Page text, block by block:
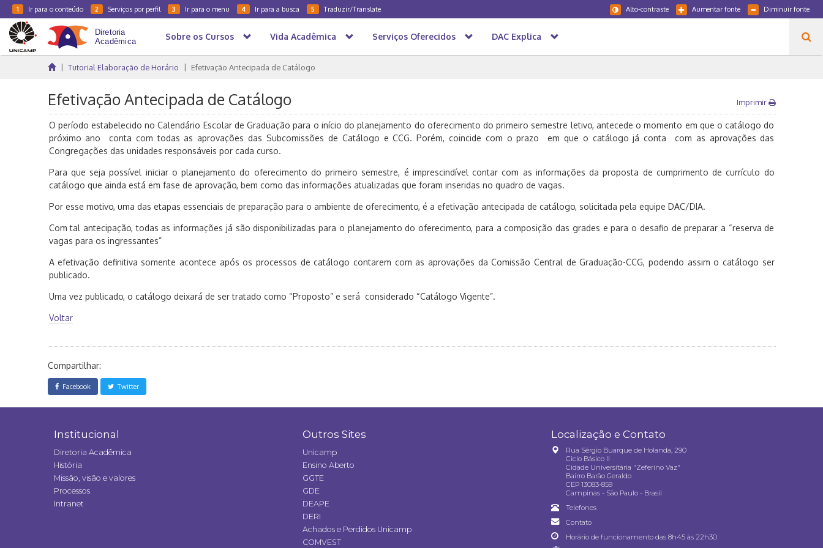
1 Ir para o conteúdo 2 Serviços por perfil 3 Ir para o menu 4 Ir para a busca 5 Traduzir/Translate Diminuir fonte
Aumentar fonte
Alto-contraste
Sobre os Cursos Vida Acadêmica Serviços Oferecidos DAC Explica
Tutorial Elaboração de Horário Efetivação Antecipada de Catálogo
Efetivação Antecipada de Catálogo Imprimir
O período estabelecido no Calendário Escolar de Graduação para o início do planejamento do oferecimento do primeiro semestre letivo, antecede o momento em que o catálogo do
próximo ano conta com todas as aprovações das Subcomissões de Catálogo e CCG. Porém, coincide com o prazo em que o catálogo já conta com as aprovações das
Congregações das unidades responsáveis por cada curso.
Para que seja possível iniciar o planejamento do oferecimento do primeiro semestre, é imprescindível contar com as informações da proposta de cumprimento de currículo do
catálogo que ainda está em fase de aprovação, bem como das informações atualizadas que foram inseridas no quadro de vagas.
Por esse motivo, uma das etapas essenciais de preparação para o ambiente de oferecimento, é a efetivação antecipada de catálogo, solicitada pela equipe DAC/DIA.
Com tal antecipação, todas as informações já são disponibilizadas para o planejamento do oferecimento, para a composição das grades e para o desafio de preparar a “reserva de
vagas para os ingressantes”
A efetivação definitiva somente acontece após os processos de catálogo contarem com as aprovações da Comissão Central de Graduação-CCG, podendo assim o catálogo ser
publicado.
Uma vez publicado, o catálogo deixará de ser tratado como “Proposto” e será considerado “Catálogo Vigente”.
Voltar
Compartilhar:
Facebook Twitter
Institucional
Diretoria Acadêmica
História
Missão, visão e valores
Processos
Intranet
Outros Sites
Unicamp
Ensino Aberto
GGTE
GDE
DEAPE
DERI
Achados e Perdidos Unicamp
COMVEST
Localização e Contato
Rua Sérgio Buarque de Holanda, 290
Ciclo Básico II
Cidade Universitária "Zeferino Vaz"
Bairro Barão Geraldo
CEP 13083-859
Campinas - São Paulo - Brasil
Telefones
Contato
Horário de funcionamento das 8h45 às 22h30